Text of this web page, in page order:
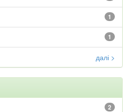
1
1
далі >
2